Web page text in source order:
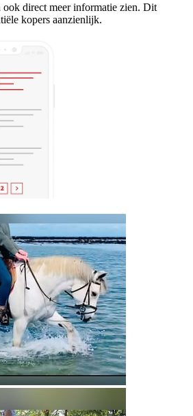
ook direct meer informatie zien. Dit
kopers aanzienlijk.